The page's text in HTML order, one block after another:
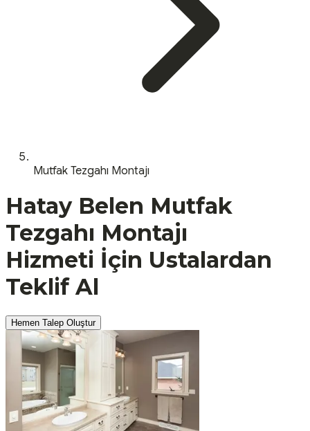
Mutfak Tezgahı Montajı
Hatay Belen Mutfak
Tezgahı Montajı
Hizmeti İçin Ustalardan
Teklif Al
Hemen Talep Oluştur